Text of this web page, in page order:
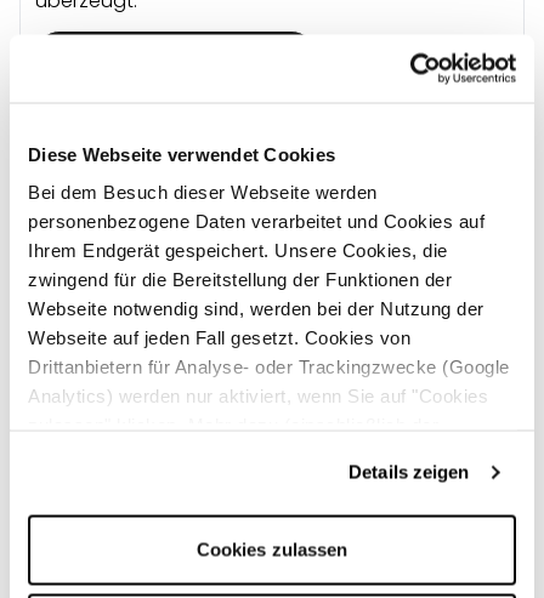
Diese Webseite verwendet Cookies
Bei dem Besuch dieser Webseite werden
personenbezogene Daten verarbeitet und Cookies auf
Ihrem Endgerät gespeichert. Unsere Cookies, die
zwingend für die Bereitstellung der Funktionen der
Webseite notwendig sind, werden bei der Nutzung der
Webseite auf jeden Fall gesetzt. Cookies von
Drittanbietern für Analyse- oder Trackingzwecke (Google
Analytics) werden nur aktiviert, wenn Sie auf "Cookies
Datenschutzerklärung—
Impressum.
Details zeigen
Cookies zulassen
Social Media
Google Ads
Print & Publikationen
B2C-Marketing
Gemeinsam gegen Darmkrebs
Ernstes Thema aufs Plakat gebracht – Print, Presse
Diese Referenz ansehen →